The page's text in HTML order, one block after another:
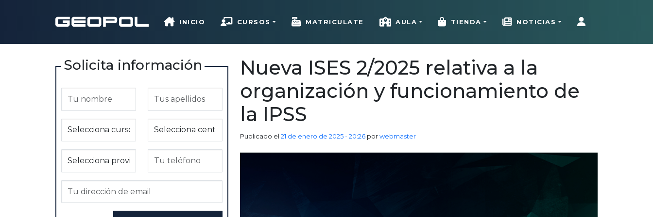
INICIO CURSOS MATRICULATE AULA TIENDA NOTICIAS
Nueva ISES 2/2025 relativa a la
organización y funcionamiento de
la IPSS
Publicado el 21 de enero de 2025 - 20:26 porwebmaster
Solicita información